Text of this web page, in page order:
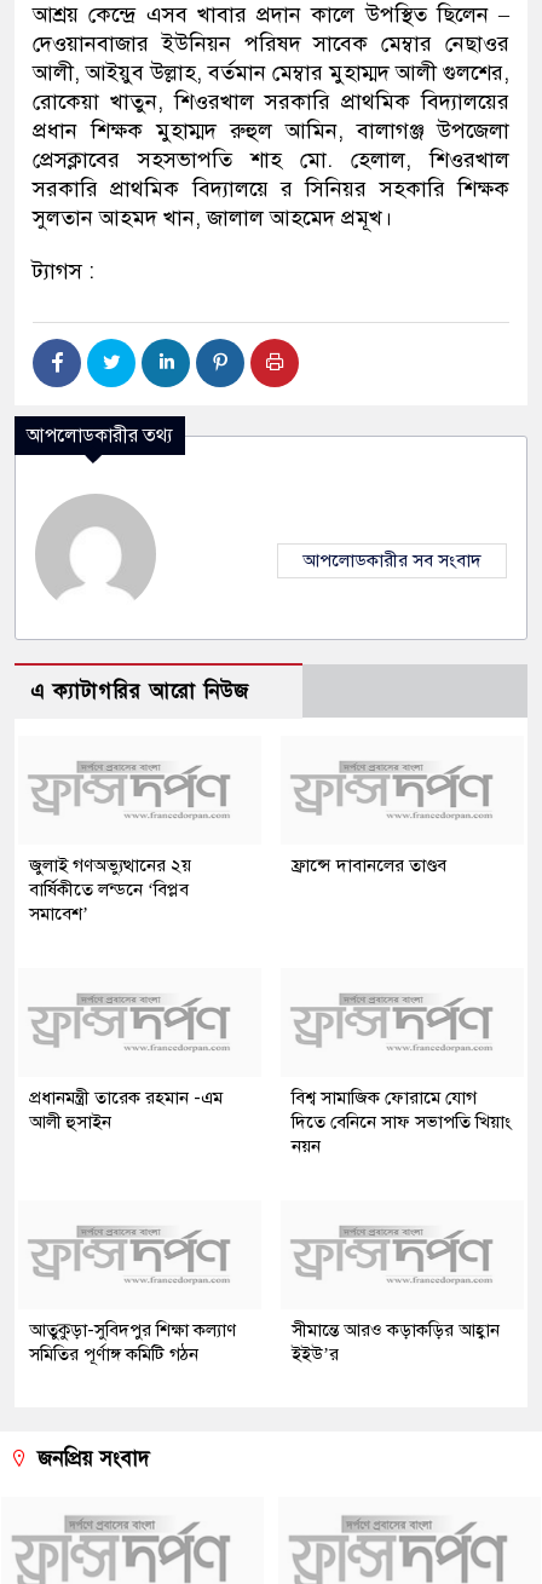
আশ্রয় কেন্দ্রে এসব খাবার প্রদান কালে উপস্থিত ছিলেন –
দেওয়ানবাজার ইউনিয়ন পরিষদ সাবেক মেম্বার নেছাওর
আলী, আইয়ুব উল্লাহ, বর্তমান মেম্বার মুহাম্মদ আলী গুলশের,
রোকেয়া খাতুন, শিওরখাল সরকারি প্রাথমিক বিদ্যালয়ের
প্রধান শিক্ষক মুহাম্মদ রুহুল আমিন, বালাগঞ্জ উপজেলা
প্রেসক্লাবের সহসভাপতি শাহ মো. হেলাল, শিওরখাল
সরকারি প্রাথমিক বিদ্যালয়ে র সিনিয়র সহকারি শিক্ষক
সুলতান আহমদ খান, জালাল আহমেদ প্রমূখ।
ট্যাগস :
আপলোডকারীর তথ্য
আপলোডকারীর সব সংবাদ
এ ক্যাটাগরির আরো নিউজ
জুলাই গণঅভ্যুত্থানের ২য়
বার্ষিকীতে লন্ডনে ‘বিপ্লব
সমাবেশ’
ফ্রান্সে দাবানলের তাণ্ডব
প্রধানমন্ত্রী তারেক রহমান -এম
আলী হুসাইন
বিশ্ব সামাজিক ফোরামে যোগ
দিতে বেনিনে সাফ সভাপতি খিয়াং
নয়ন
আতুকুড়া-সুবিদপুর শিক্ষা কল্যাণ
সমিতির পূর্ণাঙ্গ কমিটি গঠন
সীমান্তে আরও কড়াকড়ির আহ্বান
ইইউ’র
জনপ্রিয় সংবাদ